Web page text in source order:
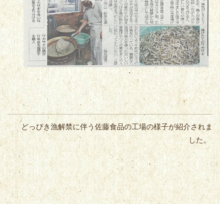
どっぴき漁解禁に伴う佐藤食品の工場の様子が紹介されま
した。